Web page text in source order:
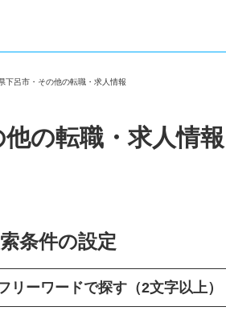
下呂市・その他の転職・求人情報
の転職・求人情報
条件の設定